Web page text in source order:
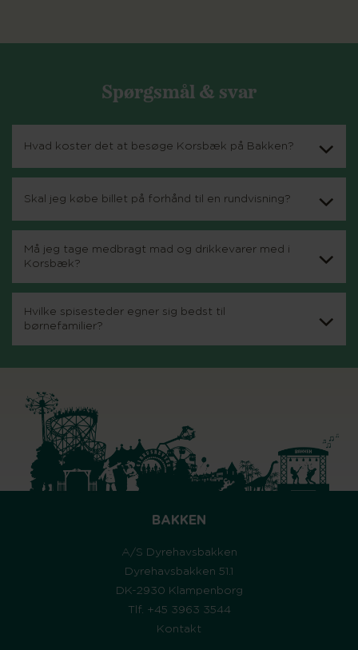
Spørgsmål & svar
Hvad koster det at besøge Korsbæk på Bakken?
Skal jeg købe billet på forhånd til en rundvisning?
Må jeg tage medbragt mad og drikkevarer med i
Korsbæk?
Hvilke spisesteder egner sig bedst til
børnefamilier?
BAKKEN
A/S Dyrehavsbakken
Dyrehavsbakken 51.1
DK-2930 Klampenborg
Tlf. +45 3963 3544
Kontakt